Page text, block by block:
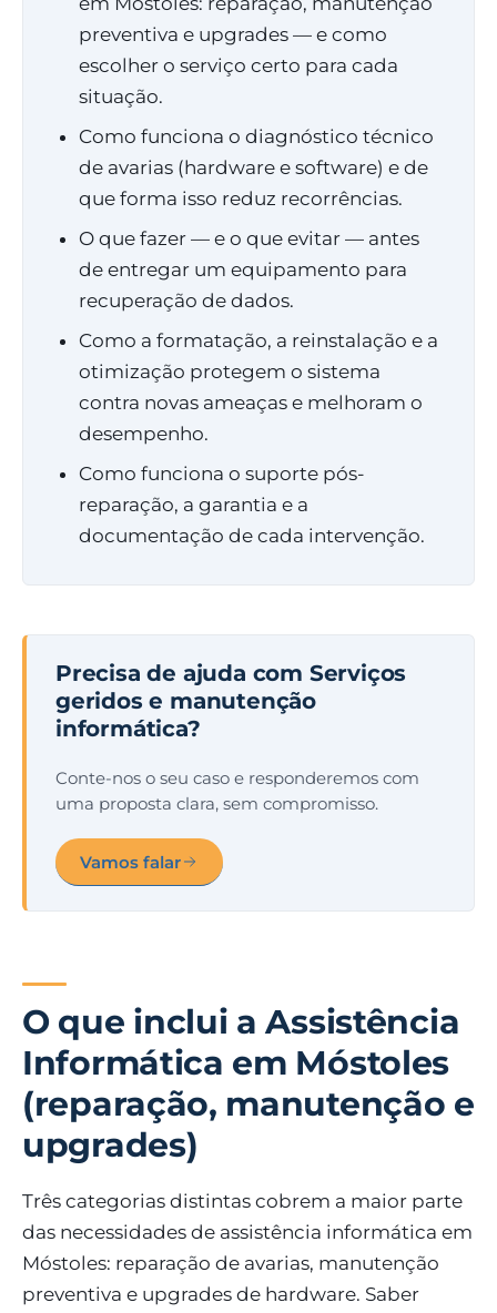
preventiva e upgrades — e como
escolher o serviço certo para cada
situação.
Como funciona o diagnóstico técnico
de avarias (hardware e software) e de
que forma isso reduz recorrências.
O que fazer — e o que evitar — antes
de entregar um equipamento para
recuperação de dados.
Como a formatação, a reinstalação e a
otimização protegem o sistema
contra novas ameaças e melhoram o
desempenho.
Como funciona o suporte pós-
reparação, a garantia e a
documentação de cada intervenção.
Precisa de ajuda com Serviços
geridos e manutenção
informática?
Conte-nos o seu caso e responderemos com
uma proposta clara, sem compromisso.
Vamos falar
O que inclui a Assistência
Informática em Móstoles
(reparação, manutenção e
upgrades)
Três categorias distintas cobrem a maior parte
das necessidades de assistência informática em
Móstoles: reparação de avarias, manutenção
preventiva e upgrades de hardware. Saber